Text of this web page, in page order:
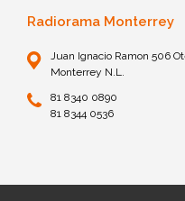
Radiorama Monterrey
Juan Ignacio Ramon 506
Monterrey N.L.
81 8340 0890
81 8344 0536